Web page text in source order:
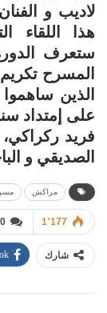
لاديب و
هذا اللقاء
ستعرف
المسرح
الذين
على إمتداد
فريد
الصديقي و
مراكش
0 1٬177
شارك